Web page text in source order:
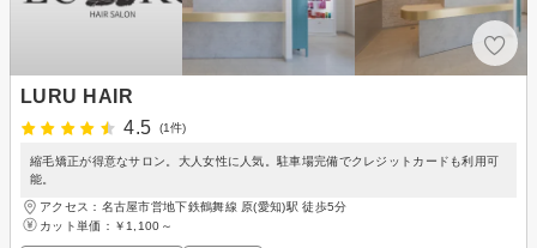
LURU HAIR
4.5
(1件)
縮毛矯正が得意なサロン。大人女性に人気。駐車場完備でクレジットカードも利用可
能。
アクセス：名古屋市営地下鉄鶴舞線 原(愛知)駅 徒歩5分
カット単価： ￥1,100～